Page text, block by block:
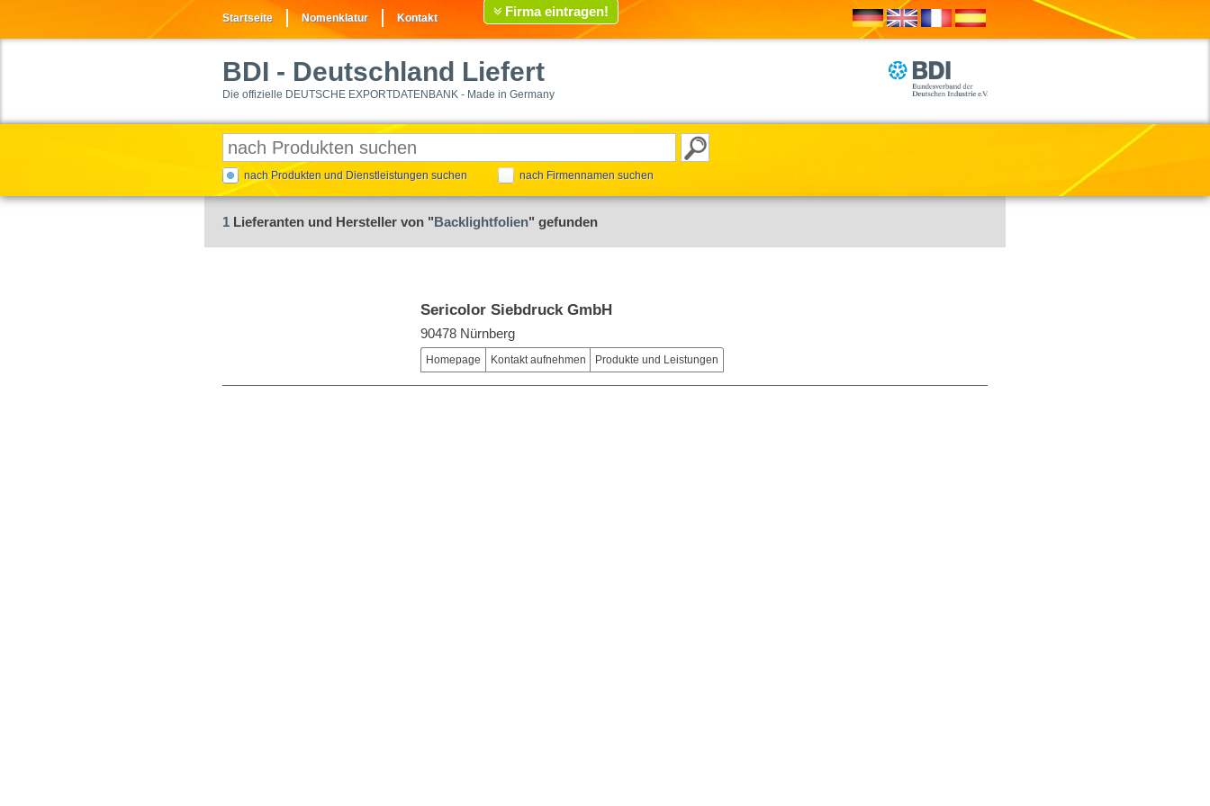
Startseite Nomenklatur Kontakt Firma eintragen!
BDI - Deutschland Liefert
Die offizielle DEUTSCHE EXPORTDATENBANK - Made in Germany
nach Produkten und Dienstleistungen suchen nach Firmennamen suchen
1 Lieferanten und Hersteller von "Backlightfolien" gefunden
Sericolor Siebdruck GmbH
90478 Nürnberg
Homepage Kontakt aufnehmen Produkte und Leistungen